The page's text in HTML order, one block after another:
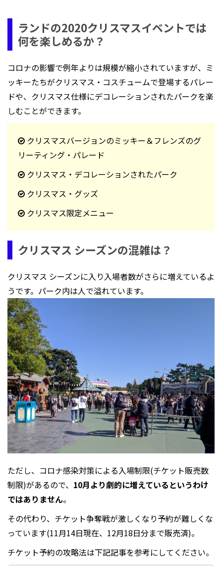
ランドの2020クリスマスイベントでは
何を楽しめるか？
コロナの影響で例年よりは規模が縮小されていますが、ミ
ッキーたちがクリスマス・コスチュームで登場するパレー
ドや、クリスマス仕様にデコレーションされたパークを楽
しむことができます。
クリスマスバージョンのミッキー＆フレンズのグ
リーティング・パレード
クリスマス・デコレーションされたパーク
クリスマス・グッズ
クリスマス限定メニュー
クリスマス シーズンの混雑は？
クリスマス シーズンに入り入場者数がさらに増えているよ
うです。パーク内は人で溢れています。
ただし、コロナ感染対策による入場制限(チケット販売数
制限)があるので、 10月より劇的に増えているというわけ
ではありません。
その代わり、チケット争奪戦が激しくなり予約が難しくな
っています(11月14日現在、12月18日分まで販売済)。
チケット予約の攻略法は下記記事を参考にしてください。